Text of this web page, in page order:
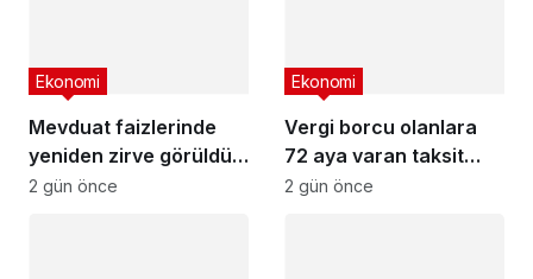
Mevduat faizlerinde
yeniden zirve görüldü :
3 milyon liranın aylık
Ekonomi
2 gün önce
Vergi borcu olanlara
72 aya varan taksit
fırsatı
Ekonomi
2 gün önce